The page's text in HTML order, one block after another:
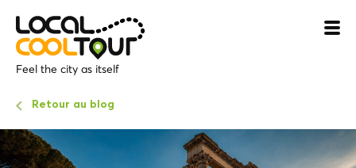
Feel the city as itself
Retour au blog